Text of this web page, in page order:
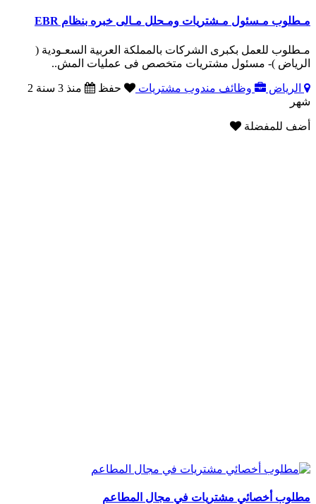
مـطلوب مـسئول مـشتريات ومـحلل مـالى خبره بنظام EBR
مـطلوب للعمل بكبرى الشركات بالمملكة العربية السعـودية (
الرياض )- مسئول مشتريات متخصص فى عمليات المش..
الرياض وظائف مندوب مشتريات حفظ
منذ 3 سنة 2
شهر
أضف للمفضلة
مطلوب أخصائي مشتريات في مجال المطاعم